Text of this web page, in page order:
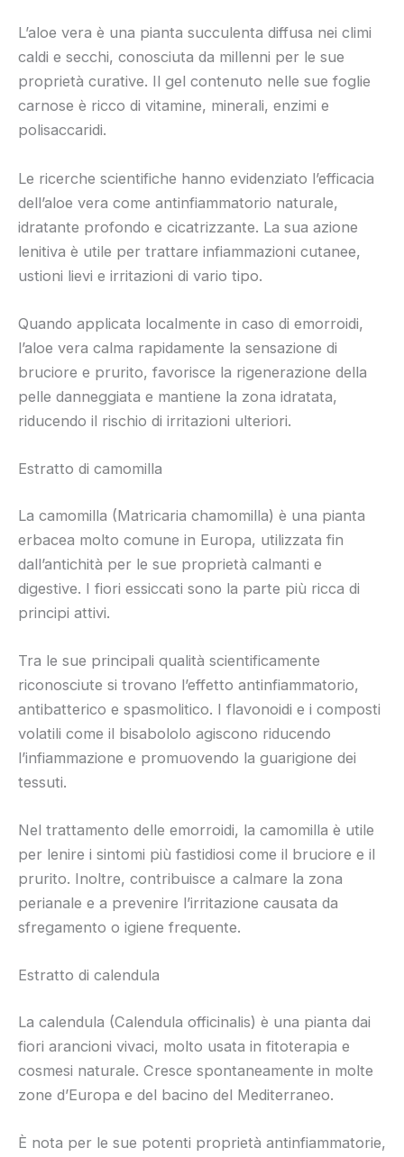
L’aloe vera è una pianta succulenta diffusa nei climi
caldi e secchi, conosciuta da millenni per le sue
proprietà curative. Il gel contenuto nelle sue foglie
carnose è ricco di vitamine, minerali, enzimi e
polisaccaridi.
Le ricerche scientifiche hanno evidenziato l’efficacia
dell’aloe vera come antinfiammatorio naturale,
idratante profondo e cicatrizzante. La sua azione
lenitiva è utile per trattare infiammazioni cutanee,
ustioni lievi e irritazioni di vario tipo.
Quando applicata localmente in caso di emorroidi,
l’aloe vera calma rapidamente la sensazione di
bruciore e prurito, favorisce la rigenerazione della
pelle danneggiata e mantiene la zona idratata,
riducendo il rischio di irritazioni ulteriori.
Estratto di camomilla
La camomilla (Matricaria chamomilla) è una pianta
erbacea molto comune in Europa, utilizzata fin
dall’antichità per le sue proprietà calmanti e
digestive. I fiori essiccati sono la parte più ricca di
principi attivi.
Tra le sue principali qualità scientificamente
riconosciute si trovano l’effetto antinfiammatorio,
antibatterico e spasmolitico. I flavonoidi e i composti
volatili come il bisabololo agiscono riducendo
l’infiammazione e promuovendo la guarigione dei
tessuti.
Nel trattamento delle emorroidi, la camomilla è utile
per lenire i sintomi più fastidiosi come il bruciore e il
prurito. Inoltre, contribuisce a calmare la zona
perianale e a prevenire l’irritazione causata da
sfregamento o igiene frequente.
Estratto di calendula
La calendula (Calendula officinalis) è una pianta dai
fiori arancioni vivaci, molto usata in fitoterapia e
cosmesi naturale. Cresce spontaneamente in molte
zone d’Europa e del bacino del Mediterraneo.
È nota per le sue potenti proprietà antinfiammatorie,